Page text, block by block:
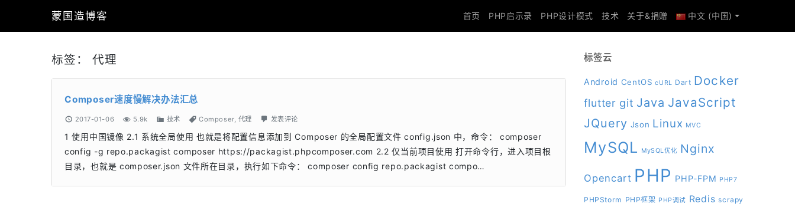
蒙国造博客 首页 PHP启示录 PHP设计模式 技术 关于&捐赠 中文 (中国)
标签： 代理
Composer速度慢解决办法汇总
2017-01-06 5.9k 技术 Composer, 代理 发表评论
1 使用中国镜像 2.1 系统全局使用 也就是将配置信息添加到 Composer 的全局配置文件 config.json 中，命令： composer
config -g repo.packagist composer https://packagist.phpcomposer.com 2.2 仅当前项目使用 打开命令行，进入项目根
目录，也就是 composer.json 文件所在目录，执行如下命令： composer config repo.packagist compo…
标签云
Android CentOS cURL Dart Docker
flutter git Java JavaScript
JQuery Json Linux MVC
MySQL MySQL优化 Nginx
Opencart PHP PHP-FPM PHP7
PHPStorm PHP框架 PHP调试 Redis scrapy